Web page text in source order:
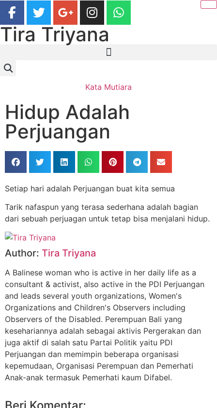
Tira Triyana
Kata Mutiara
Hidup Adalah
Perjuangan
Setiap hari adalah Perjuangan buat kita semua
Tarik nafaspun yang terasa sederhana adalah bagian
dari sebuah perjuagan untuk tetap bisa menjalani hidup.
Author: Tira Triyana
A Balinese woman who is active in her daily life as a
consultant & activist, also active in the PDI Perjuangan
and leads several youth organizations, Women's
Organizations and Children's Observers including
Observers of the Disabled. Perempuan Bali yang
kesehariannya adalah sebagai aktivis Pergerakan dan
juga aktif di salah satu Partai Politik yaitu PDI
Perjuangan dan memimpin beberapa organisasi
kepemudaan, Organisasi Perempuan dan Pemerhati
Anak-anak termasuk Pemerhati kaum Difabel.